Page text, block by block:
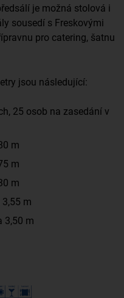
je možná stolová i
sousedí s Freskovými
pro catering, šatnu
jsou následující:
25 osob na zasedání v
m
m
m
m
3,50 m